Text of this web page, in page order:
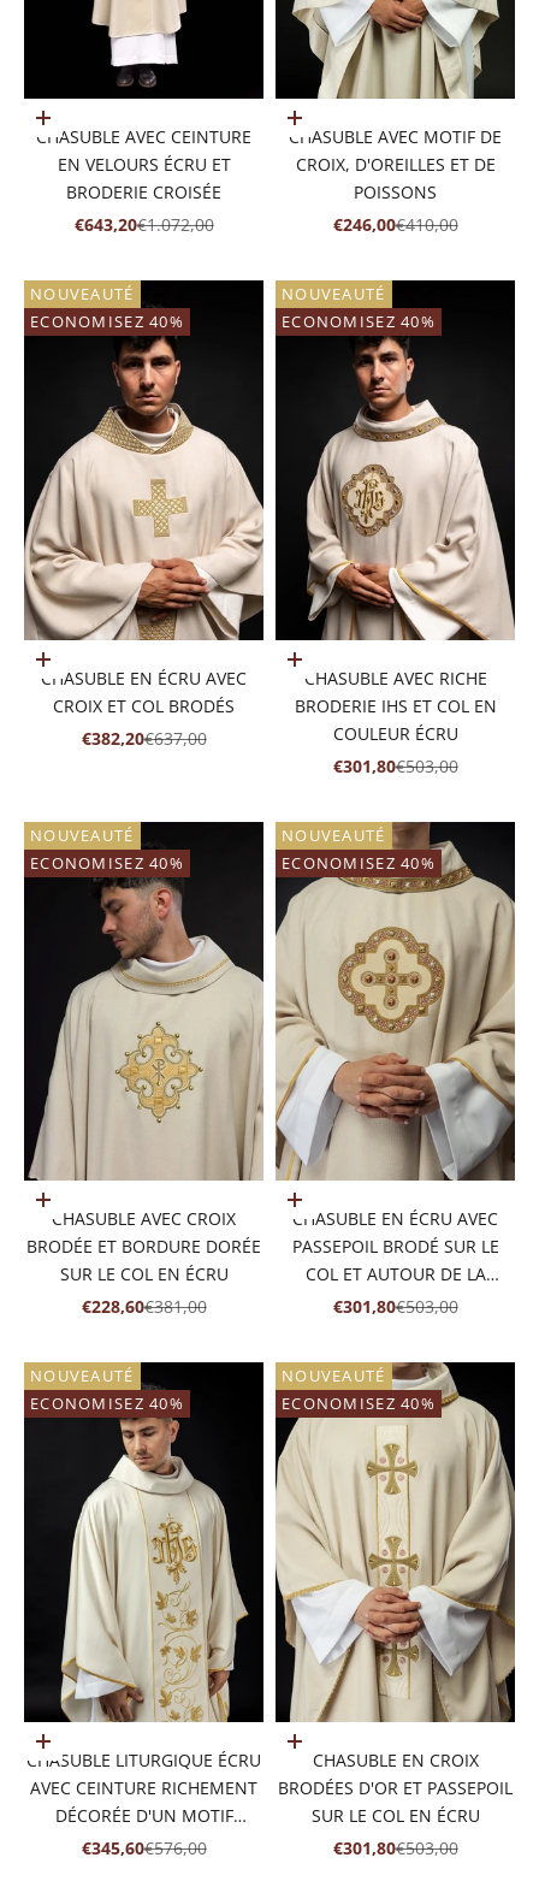
Ajouter au panier
CHASUBLE AVEC CEINTURE
EN VELOURS ÉCRU ET
BRODERIE CROISÉE
PRIX DE VENTE
€643,20PRIX NORMAL
€1.072,00
Ajouter au panier
CHASUBLE AVEC MOTIF DE
CROIX, D'OREILLES ET DE
POISSONS
PRIX DE VENTE
€246,00PRIX NORMAL
€410,00
NOUVEAUTÉ
ECONOMISEZ 40%
Ajouter au panier
CHASUBLE EN ÉCRU AVEC
CROIX ET COL BRODÉS
PRIX DE VENTE
€382,20PRIX NORMAL
€637,00
NOUVEAUTÉ
ECONOMISEZ 40%
Ajouter au panier
CHASUBLE AVEC RICHE
BRODERIE IHS ET COL EN
COULEUR ÉCRU
PRIX DE VENTE
€301,80PRIX NORMAL
€503,00
NOUVEAUTÉ
ECONOMISEZ 40%
Ajouter au panier
CHASUBLE AVEC CROIX
BRODÉE ET BORDURE DORÉE
SUR LE COL EN ÉCRU
PRIX DE VENTE
€228,60PRIX NORMAL
€381,00
NOUVEAUTÉ
ECONOMISEZ 40%
Ajouter au panier
CHASUBLE EN ÉCRU AVEC
PASSEPOIL BRODÉ SUR LE
COL ET AUTOUR DE LA
BRODERIE DE LA CROIX
PRIX DE VENTE
€301,80PRIX NORMAL
€503,00
NOUVEAUTÉ
ECONOMISEZ 40%
Ajouter au panier
CHASUBLE LITURGIQUE ÉCRU
AVEC CEINTURE RICHEMENT
DÉCORÉE D'UN MOTIF
FLORAL ET D'UN IHS
PRIX DE VENTE
€345,60PRIX NORMAL
€576,00
NOUVEAUTÉ
ECONOMISEZ 40%
Ajouter au panier
CHASUBLE EN CROIX
BRODÉES D'OR ET PASSEPOIL
SUR LE COL EN ÉCRU
PRIX DE VENTE
€301,80PRIX NORMAL
€503,00